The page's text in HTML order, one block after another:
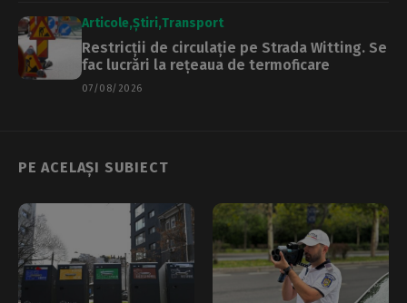
Articole Știri Transport
Restricții de circulație pe Strada Witting. Se
fac lucrări la rețeaua de termoficare
07/08/2026
PE ACELAȘI SUBIECT